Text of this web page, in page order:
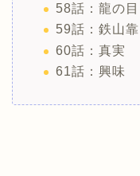
58話：龍の目
59話：鉄山靠
60話：真実
61話：興味